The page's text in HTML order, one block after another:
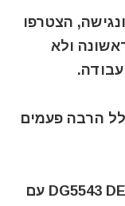
הצטרפו
ולא
הרבה פעמים
תיק כלי עבודה מקצועי "16 DG5543 DEWALT עם